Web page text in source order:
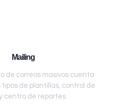
Mailing
de correos masivos cuenta
de plantillas, control de
centro de reportes.